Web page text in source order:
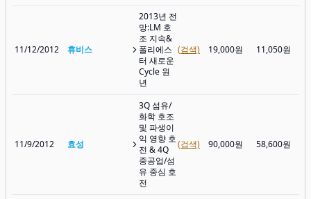
11/12/2012 휴비스
2013년 전
망:LM 호
조 지속&
폴리에스
터 새로운
Cycle 원
년
(검색) 19,000원 11,050원
11/9/2012 효성
3Q 섬유/
화학 호조
및 파생이
익 영향 호
전 & 4Q
중공업/섬
유 중심 호
전
(검색) 90,000원 58,600원